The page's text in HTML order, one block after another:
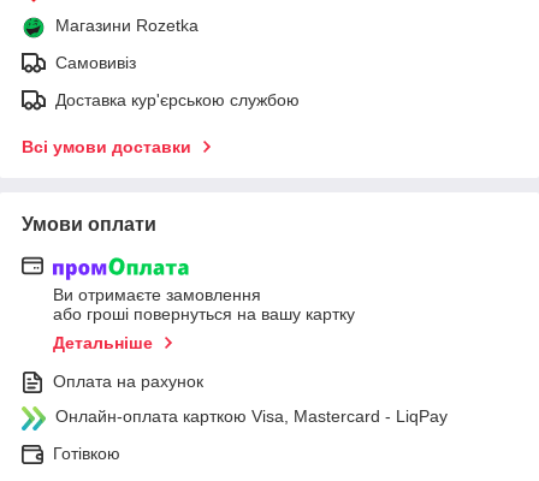
Магазини Rozetka
Самовивіз
Доставка кур'єрською службою
Всі умови доставки
Умови оплати
Ви отримаєте замовлення
або гроші повернуться на вашу картку
Детальніше
Оплата на рахунок
Онлайн-оплата карткою Visa, Mastercard - LiqPay
Готівкою